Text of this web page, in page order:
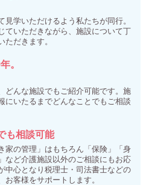
見学いただけるよう私たちが同行。
ていただきながら、施設について丁
ただきます。
。
どんな施設でもご紹介可能です。施
にいたるまでどんなことでもご相談
も相談可能
家の管理」はもちろん「保険」「身
など介護施設以外のご相談にもお応
中心となり税理士・司法書士などの
客様をサポートします。